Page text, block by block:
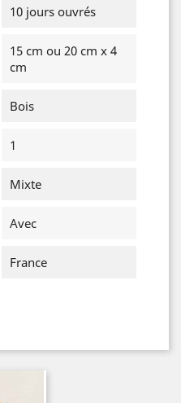
10 jours ouvrés
15 cm ou 20 cm x 4
cm
Bois
1
Mixte
Avec
France